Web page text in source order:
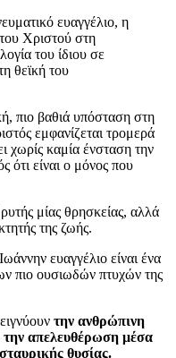
ευαγγέλιο, η
Χριστού στη
του ίδιου σε
θεϊκή του
πιο βαθιά υπόσταση στη
εμφανίζεται τρομερά
χωρίς καμία ένσταση την
ότι είναι ο μόνος που
μίας θρησκείας, αλλά
της ζωής.
ευαγγέλιο είναι ένα
πιο ουσιωδών πτυχών της
την ανθρώπινη
την απελευθέρωση μέσα
θυσίας.